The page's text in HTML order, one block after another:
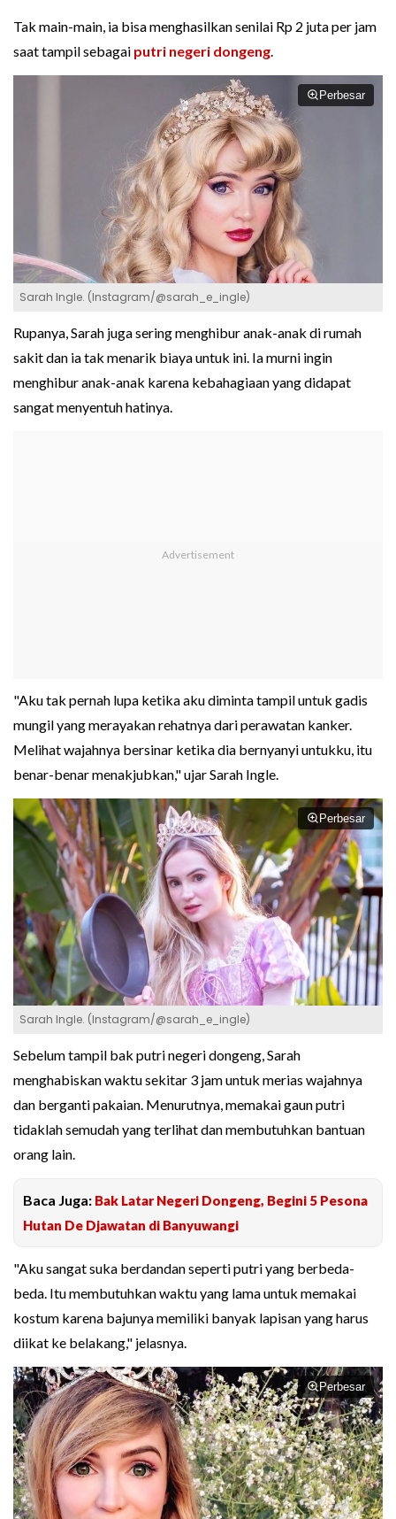
Tak main-main, ia bisa menghasilkan senilai Rp 2 juta per jam
saat tampil sebagai putri negeri dongeng.
Perbesar
Sarah Ingle. (Instagram/@sarah_e_ingle)
Rupanya, Sarah juga sering menghibur anak-anak di rumah
sakit dan ia tak menarik biaya untuk ini. Ia murni ingin
menghibur anak-anak karena kebahagiaan yang didapat
sangat menyentuh hatinya.
"Aku tak pernah lupa ketika aku diminta tampil untuk gadis
mungil yang merayakan rehatnya dari perawatan kanker.
Melihat wajahnya bersinar ketika dia bernyanyi untukku, itu
benar-benar menakjubkan," ujar Sarah Ingle.
Perbesar
Sarah Ingle. (Instagram/@sarah_e_ingle)
Sebelum tampil bak putri negeri dongeng, Sarah
menghabiskan waktu sekitar 3 jam untuk merias wajahnya
dan berganti pakaian. Menurutnya, memakai gaun putri
tidaklah semudah yang terlihat dan membutuhkan bantuan
orang lain.
Baca Juga: Bak Latar Negeri Dongeng, Begini 5 Pesona
Hutan De Djawatan di Banyuwangi
"Aku sangat suka berdandan seperti putri yang berbeda-
beda. Itu membutuhkan waktu yang lama untuk memakai
kostum karena bajunya memiliki banyak lapisan yang harus
diikat ke belakang," jelasnya.
Perbesar